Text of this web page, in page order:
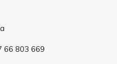
66 803 669